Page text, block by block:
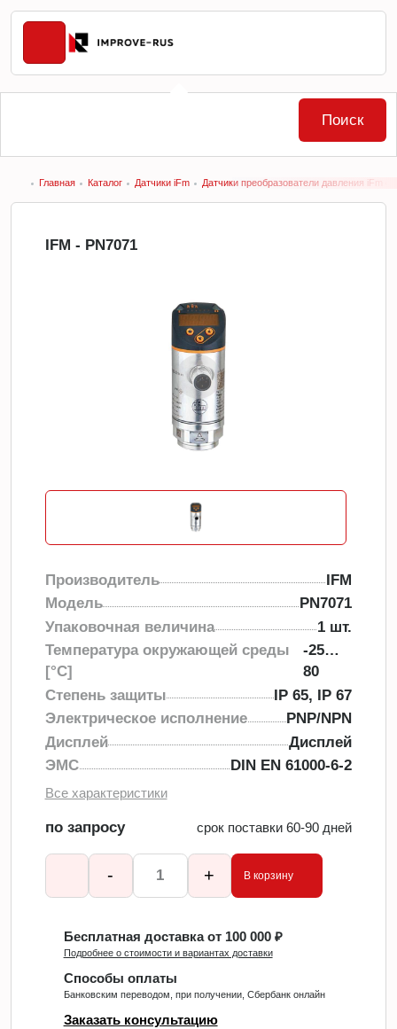
Главная Каталог Датчики iFm Датчики преобразователи давления iFm
IFM - PN7071
Производитель
IFM
Модель
PN7071
Упаковочная величина
1 шт.
Температура окружающей среды
[°C]
-25…
80
Степень защиты
IP 65, IP 67
Электрическое исполнение
PNP/NPN
Дисплей
Дисплей
ЭMC
DIN EN 61000-6-2
Все характеристики
по запросу срок поставки 60-90 дней
- + В корзину
Бесплатная доставка от 100 000 ₽
Подробнее о стоимости и вариантах доставки
Способы оплаты
Банковским переводом, при получении, Сбербанк онлайн
Заказать консультацию
Поиск